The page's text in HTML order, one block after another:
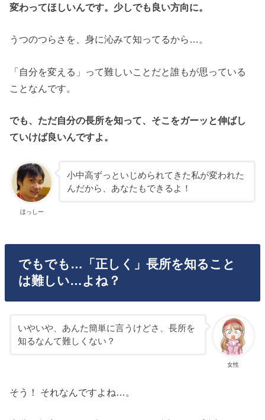
変わってほしいんです。少しでも良い方向に。
うつのつらさを、身に沁みて知ってるから…。
「自分を変える」って難しいことだと誰もが思っている
ことなんです。
でも、ただ自分の長所を知って、そこをガーッと伸ばし
ていけば良いんですよ。
ほっしー
小中高ずっといじめられてきた私が変われた
んだから、あなたもできるよ！
でもでも…「正しく」長所を知ること
は難しい…よね？
女性
いやいや、あんた簡単に言うけどさ、長所を
知るなんて難しくない？
そう！ それなんですよね…。